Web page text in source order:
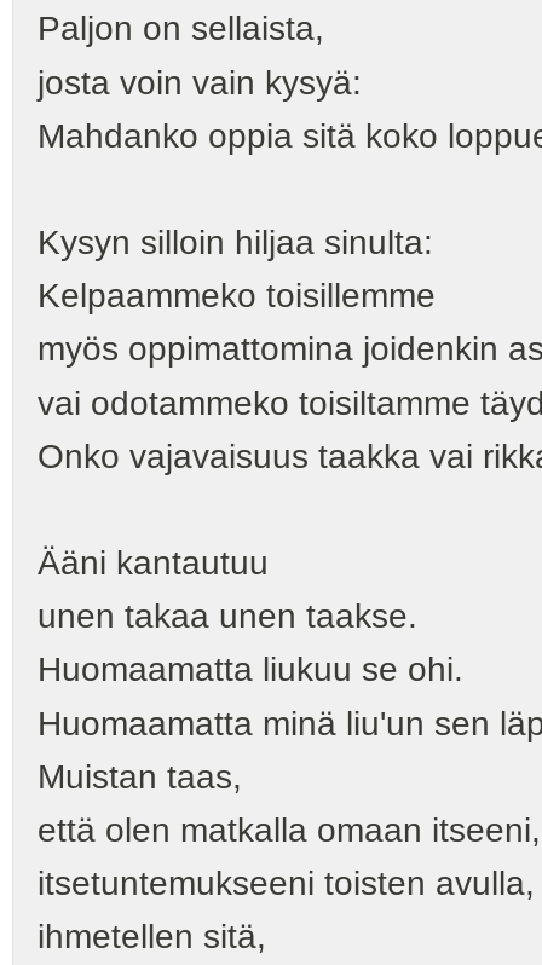
Paljon on sellaista,
josta voin vain kysyä:
Mahdanko oppia sitä koko
Kysyn silloin hiljaa sinulta:
Kelpaammeko toisillemme
myös oppimattomina joidenkin
vai odotammeko toisiltamme
Onko vajavaisuus taakka vai
Ääni kantautuu
unen takaa unen taakse.
Huomaamatta liukuu se ohi.
Huomaamatta minä liu'un sen
Muistan taas,
että olen matkalla omaan itseeni,
itsetuntemukseeni toisten avulla,
ihmetellen sitä,